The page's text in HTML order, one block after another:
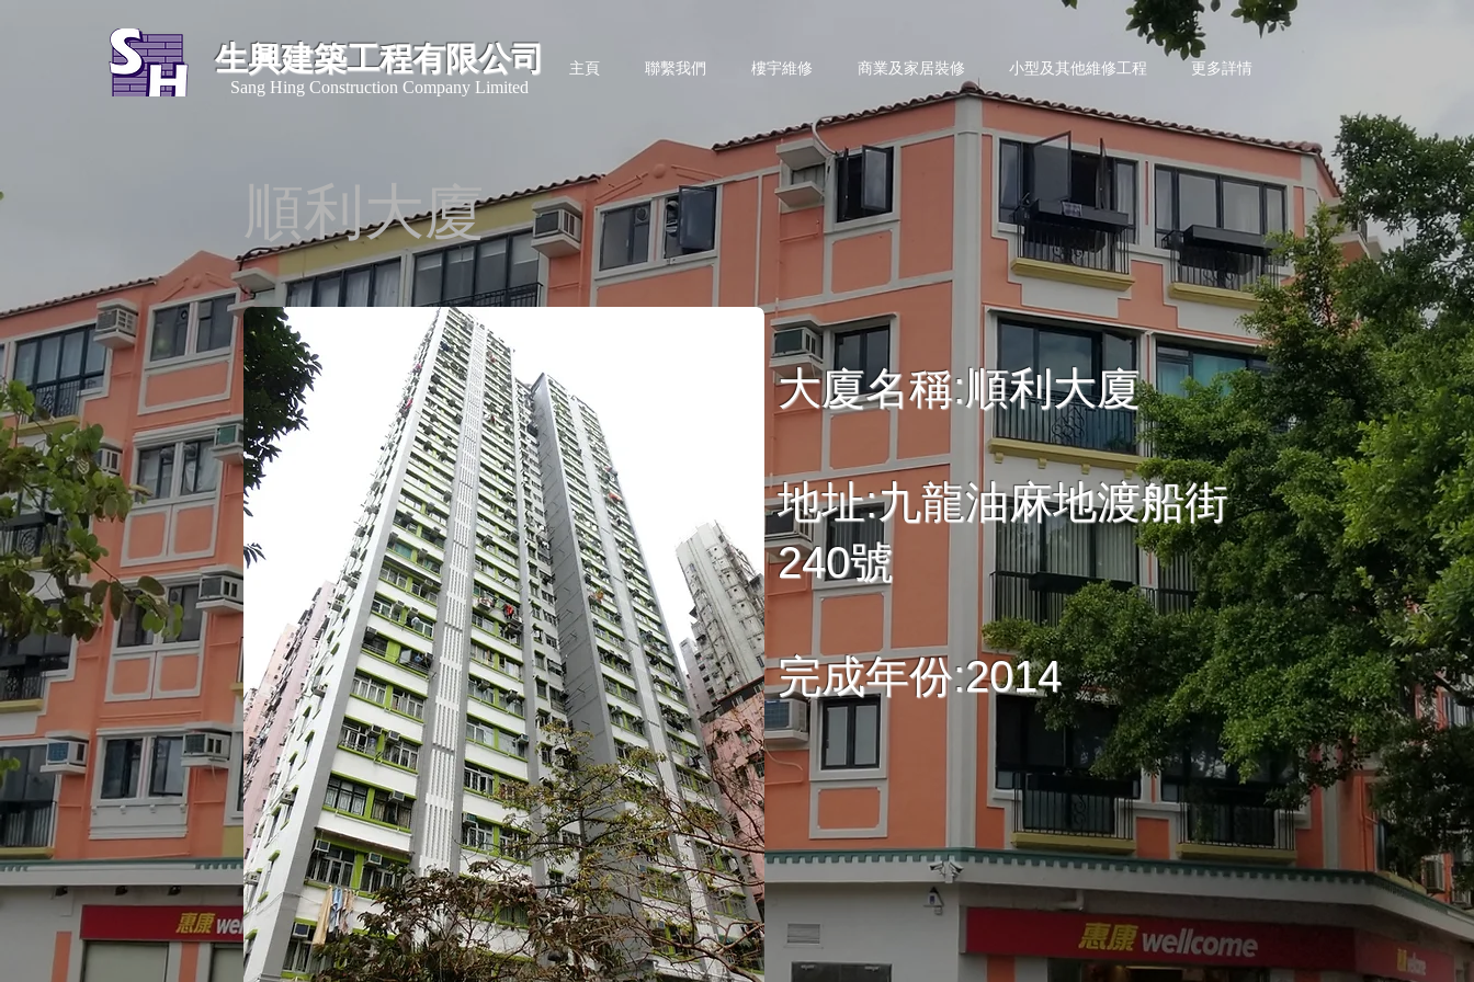
生興建築工程有限公司
​Sang Hing Construction Company Limited
主頁 聯繫我們 樓宇維修 商業及家居裝修 小型及其他維修工程 更多詳情
順利大廈
大廈名稱:順利大廈
地址:九龍油麻地渡船街
240號
完成年份:2014